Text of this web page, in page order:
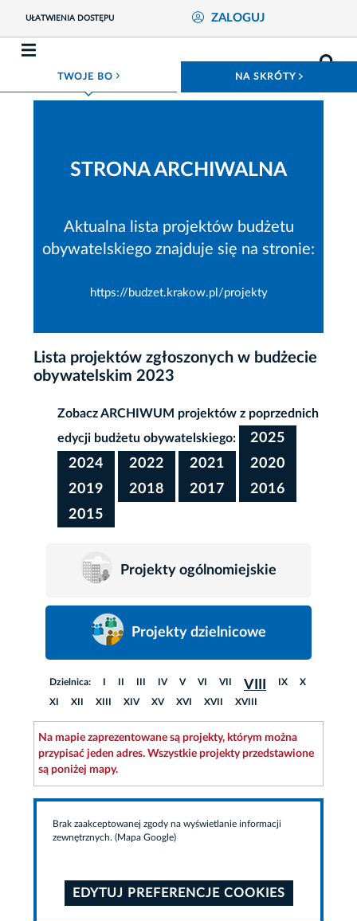
UŁATWIENIA DOSTĘPU ZALOGUJ
TWOJE BO ROZWIŃ MENU NA SKRÓTY
STRONA ARCHIWALNA
Aktualna lista projektów budżetu
obywatelskiego znajduje się na stronie:
https://budzet.krakow.pl/projekty
Lista projektów zgłoszonych w budżecie
obywatelskim 2023
Zobacz ARCHIWUM projektów z poprzednich
edycji budżetu obywatelskiego:
2025
2024
2022 2021
2020
2019
2018 2017
2016
2015
Projekty ogólnomiejskie
Projekty dzielnicowe
Dzielnica: I II III IV V VI VII VIII IX X
XI XII XIII XIV XV XVI XVII XVIII
Na mapie zaprezentowane są projekty, którym można
przypisać jeden adres. Wszystkie projekty przedstawione
są poniżej mapy.
Brak zaakceptowanej zgody na wyświetlanie informacji
zewnętrznych. (Mapa Google)
EDYTUJ PREFERENCJE COOKIES